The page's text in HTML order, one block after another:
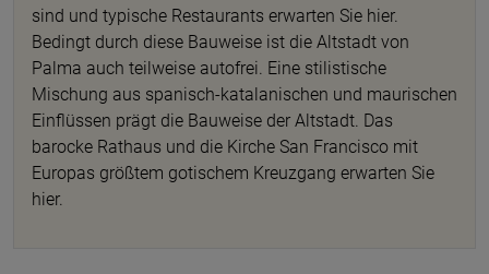
sind und typische Restaurants erwarten Sie hier.
Bedingt durch diese Bauweise ist die Altstadt von
Palma auch teilweise autofrei. Eine stilistische
Mischung aus spanisch-katalanischen und maurischen
Einflüssen prägt die Bauweise der Altstadt. Das
barocke Rathaus und die Kirche San Francisco mit
Europas größtem gotischem Kreuzgang erwarten Sie
hier.